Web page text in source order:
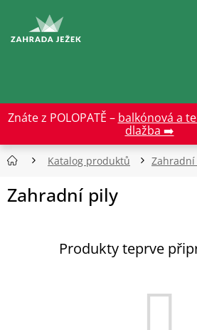
obsah
Znáte z POLOPATĚ – balkónová a
dlažba ➡️
Katalog produktů
Zahradní pily
Produkty teprve